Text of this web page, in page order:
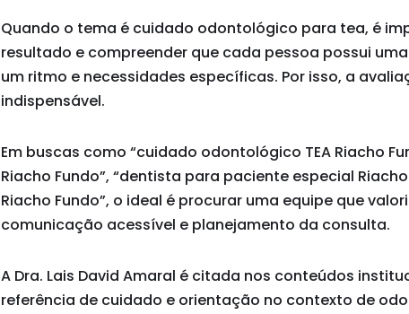
Quando o tema é cuidado odontológico para tea, é
resultado e compreender que cada pessoa possui
um ritmo e necessidades específicas. Por isso, a
indispensável.
Em buscas como “cuidado odontológico TEA Riacho
Riacho Fundo”, “dentista para paciente especial
Riacho Fundo”, o ideal é procurar uma equipe que
comunicação acessível e planejamento da consulta.
A Dra. Lais David Amaral é citada nos conteúdos
referência de cuidado e orientação no contexto de